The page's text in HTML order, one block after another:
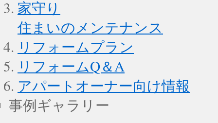
家守り
住まいのメンテナンス
リフォームプラン
リフォームQ＆A
アパートオーナー向け情報
事例ギャラリー